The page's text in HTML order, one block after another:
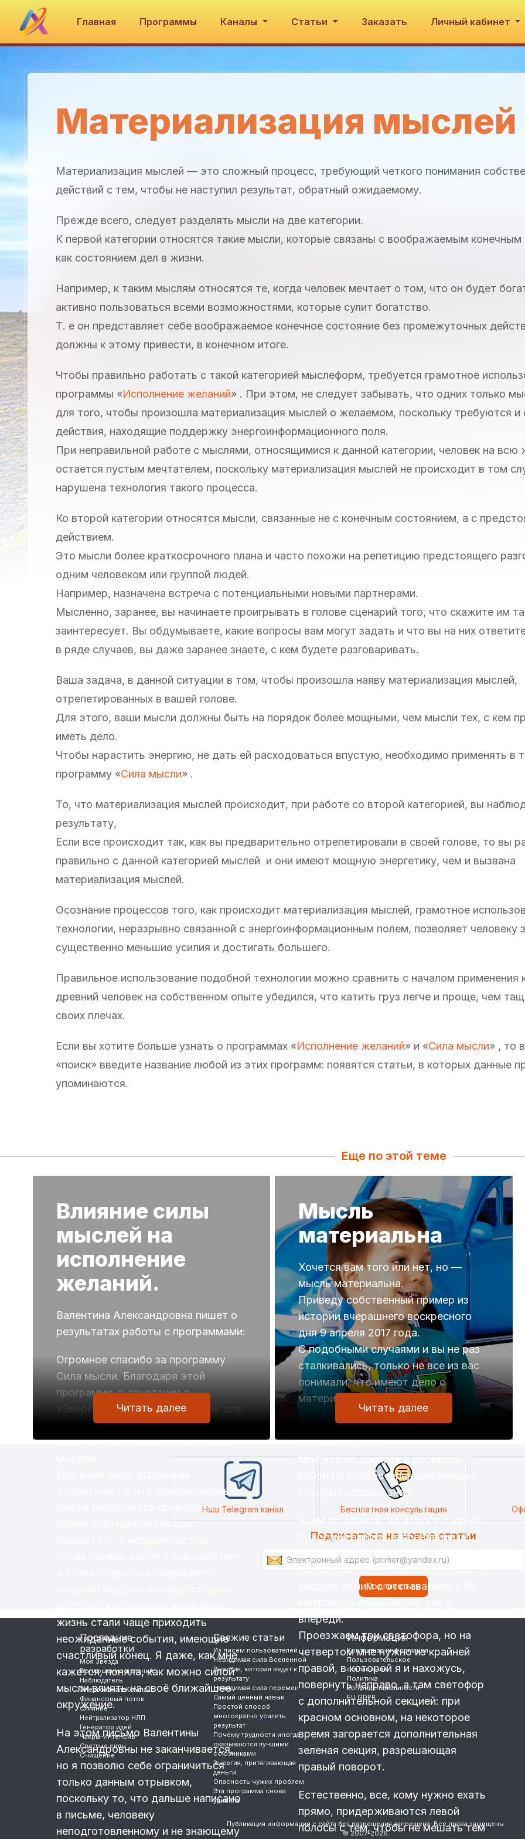
Главная Программы Каналы Статьи Заказать Личный кабинет
Материализация мыслей
Материализация мыслей — это сложный процесс, требующий четкого понимания
действий с тем, чтобы не наступил результат, обратный ожидаемому.
Прежде всего, следует разделять мысли на две категории.
К первой категории относятся такие мысли, которые связаны с воображаемым конечным
как состоянием дел в жизни.
Например, к таким мыслям относятся те, когда человек мечтает о том, что он будет
активно пользоваться всеми возможностями, которые сулит богатство.
Т. е он представляет себе воображаемое конечное состояние без промежуточных
должны к этому привести, в конечном итоге.
Чтобы правильно работать с такой категорией мыслеформ, требуется грамотное
программы «Исполнение желаний» . При этом, не следует забывать, что одних только
для того, чтобы произошла материализация мыслей о желаемом, поскольку требуются и
действия, находящие поддержку энергоинформационного поля.
При неправильной работе с мыслями, относящимися к данной категории, человек на всю
остается пустым мечтателем, поскольку материализация мыслей не происходит в том
нарушена технология такого процесса.
Ко второй категории относятся мысли, связанные не с конечным состоянием, а с
действием.
Это мысли более краткосрочного плана и часто похожи на репетицию предстоящего
одним человеком или группой людей.
Например, назначена встреча с потенциальными новыми партнерами.
Мысленно, заранее, вы начинаете проигрывать в голове сценарий того, что скажите им
заинтересует. Вы обдумываете, какие вопросы вам могут задать и что вы на них
в ряде случаев, вы даже заранее знаете, с кем будете разговаривать.
Ваша задача, в данной ситуации в том, чтобы произошла наяву материализация мыслей,
отрепетированных в вашей голове.
Для этого, ваши мысли должны быть на порядок более мощными, чем мысли тех, с кем
иметь дело.
Чтобы нарастить энергию, не дать ей расходоваться впустую, необходимо применять в
программу «Сила мысли» .
То, что материализация мыслей происходит, при работе со второй категорией, вы
результату,
Если все происходит так, как вы предварительно отрепетировали в своей голове, то вы
правильно с данной категорией мыслей и они имеют мощную энергетику, чем и вызвана
материализация мыслей.
Осознание процессов того, как происходит материализация мыслей, грамотное
технологии, неразрывно связанной с энергоинформационным полем, позволяет человеку
существенно меньшие усилия и достигать большего.
Правильное использование подобной технологии можно сравнить с началом применения
древний человек на собственном опыте убедился, что катить груз легче и проще, чем
своих плечах.
Если вы хотите больше узнать о программах «Исполнение желаний» и «Сила мысли» , то
«поиск» введите название любой из этих программ: появятся статьи, в которых данные
упоминаются.
Еще по этой теме
Влияние силы
мыслей на
исполнение
желаний.
Валентина Александровна пишет о
результатах работы с программами:
Огромное спасибо за программу
Сила мысли. Благодаря этой
программе, в сочетании с
«Энергоканалом», я поняла, как для
благоприятного развития желаемых
событий использовать силу своих
Для меня было огромным
открытием то, что положительные
мысли очень часто приводят к
прямо противоположному
жизнь стали чаще приходить
неожиданные события, имеющие
счастливый конец. Я даже, как мне
кажется, поняла, как можно силой
мысли влиять на своё ближайшее
окружение.
На этом письмо Валентины
Александровны не заканчивается,
но я позволю себе ограничиться
только данным отрывком,
поскольку то, что дальше написано
в письме, человеку
неподготовленному и не знающему
Читать далее
Мысль
материальна
Хочется вам того или нет, но —
мысль материальна.
Приведу собственный пример из
истории вчерашнего воскресного
дня 9 апреля 2017 года.
С подобными случаями и вы не раз
сталкивались, только не все из вас
понимали, что имеют дело с
материализацией мыслей.
Дороги пустые.
Мне нужно доехать в соседний
район по второстепенным улицам,
которые хорошо знаю.
Едем по прямой: на дороге с двумя
полосами в моем направлении по
крайней левой едет водитель на
легковушке, я — на крайней правой,
следую за ним с отставанием в 50
впереди.
Проезжаем три светофора, но на
четвертом мне нужно из крайней
правой, в которой я и нахожусь,
повернуть направо, а там светофор
с дополнительной секцией: при
красном основном, на некоторое
время загорается дополнительная
зеленая секция, разрешающая
правый поворот.
Естественно, все, кому нужно ехать
прямо, придерживаются левой
полосы с тем, чтобы не мешать тем
Читать далее
Наш Telegram канал Бесплатная консультация
Подписаться на новые статьи
Последние
разработки
Моя Звезда
Воплощение желаний
Наблюдатель
Энергоканал-Компакт
Финансовый поток
Слияние
Нейтрализатор НЛП
Генератор идей
Чакры-Интенсив
Светлые силы
Очищение
Свежие статьи
Из писем пользователей
Невидимая сила Вселенной
Энергия, которая ведет к
результату
Невидимая сила перемен
Самый ценный навык
Простой способ
многократно усилить
результат
Почему трудности иногда
оказываются лучшими
союзниками
Энергия, притягивающая
деньги
Опасность чужих проблем
Эта программа снова
удивила
Информация
Контактная информация
Пользовательское
соглашение
Политика
конфиденциальности
EU GDPR
Публикация информации с сайта без разрешения запрещена. Все права защищены.
© 2007-2026.